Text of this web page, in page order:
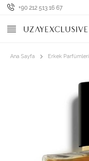
+90 212 513 16 67
Ana Sayfa Erkek Parfümleri